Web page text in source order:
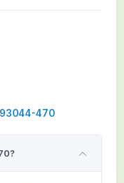
470